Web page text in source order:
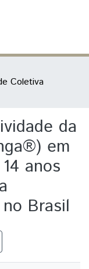
Coletiva
da
em
anos
Brasil